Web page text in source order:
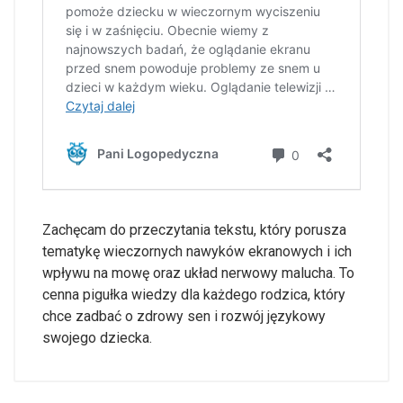
Zachęcam do przeczytania tekstu, który porusza
tematykę wieczornych nawyków ekranowych i ich
wpływu na mowę oraz układ nerwowy malucha. To
cenna pigułka wiedzy dla każdego rodzica, który
chce zadbać o zdrowy sen i rozwój językowy
swojego dziecka.